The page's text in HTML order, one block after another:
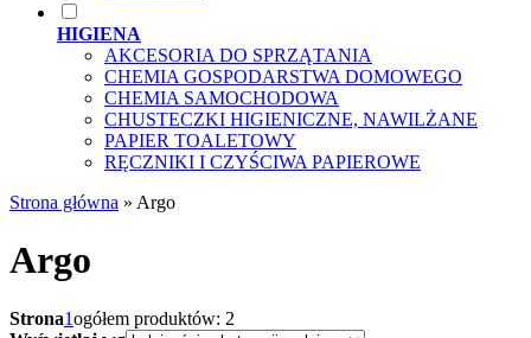
HIGIENA
AKCESORIA DO SPRZĄTANIA
CHEMIA GOSPODARSTWA DOMOWEGO
CHEMIA SAMOCHODOWA
CHUSTECZKI HIGIENICZNE, NAWILŻANE
PAPIER TOALETOWY
RĘCZNIKI I CZYŚCIWA PAPIEROWE
Strona główna » Argo
Argo
Strona1ogółem produktów: 2